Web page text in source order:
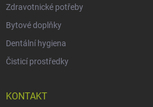
Zdravotnické potřeby
Bytové doplňky
Dentální hygiena
Čisticí prostředky
KONTAKT